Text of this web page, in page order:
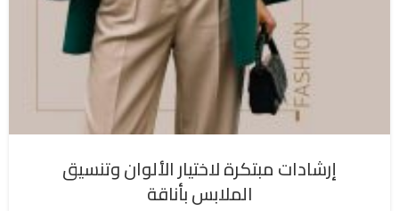
إرشادات مبتكرة لاختيار الألوان وتنسيق
الملابس بأناقة